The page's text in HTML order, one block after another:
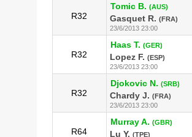
R32
Tomic B. (AUS)
Gasquet R. (FRA)
23/6/2013 23:00
R32
Haas T. (GER)
Lopez F. (ESP)
23/6/2013 23:00
R32
Djokovic N. (SRB)
Chardy J. (FRA)
23/6/2013 23:00
R64
Murray A. (GBR)
Lu Y. (TPE)